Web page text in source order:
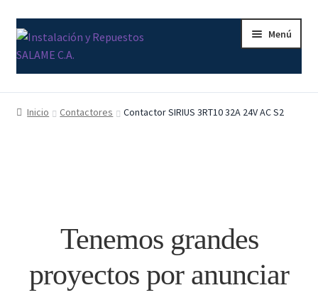
Ir
a
la
Ir
al
contenido
Menú
Inicio
Finalizar compra
Mi cuenta
Inicio Contactores Contactor SIRIUS 3RT10 32A 24V AC S2
Tenemos grandes
proyectos por anunciar